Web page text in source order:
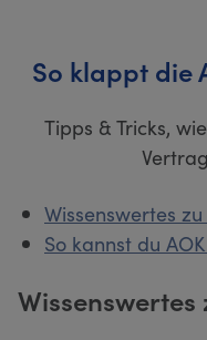
So klappt die
Tipps & Tricks,
Wissenswertes zu
So kannst du
Wissenswertes